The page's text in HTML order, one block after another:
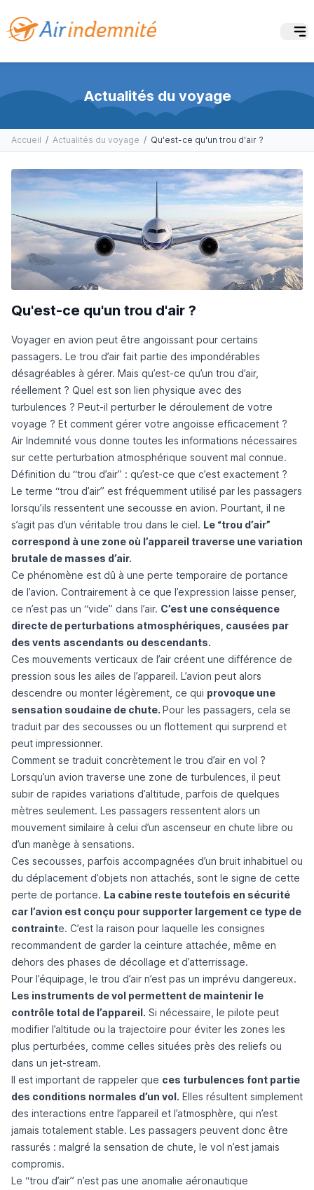
Actualités du voyage
Accueil / Actualités du voyage / Qu'est-ce qu'un trou d'air ?
Qu'est-ce qu'un trou d'air ?
Voyager en avion peut être angoissant pour certains
passagers. Le trou d’air fait partie des impondérables
désagréables à gérer. Mais qu’est-ce qu’un trou d’air,
réellement ? Quel est son lien physique avec des
turbulences ? Peut-il perturber le déroulement de votre
voyage ? Et comment gérer votre angoisse efficacement ?
Air Indemnité vous donne toutes les informations nécessaires
sur cette perturbation atmosphérique souvent mal connue.
Définition du “trou d’air” : qu’est-ce que c’est exactement ?
Le terme “trou d’air” est fréquemment utilisé par les passagers
lorsqu’ils ressentent une secousse en avion. Pourtant, il ne
s’agit pas d’un véritable trou dans le ciel. Le “trou d’air”
correspond à une zone où l’appareil traverse une variation
brutale de masses d’air.
Ce phénomène est dû à une perte temporaire de portance
de l’avion. Contrairement à ce que l’expression laisse penser,
ce n’est pas un “vide” dans l’air. C’est une conséquence
directe de perturbations atmosphériques, causées par
des vents ascendants ou descendants.
Ces mouvements verticaux de l’air créent une différence de
pression sous les ailes de l’appareil. L’avion peut alors
descendre ou monter légèrement, ce qui provoque une
sensation soudaine de chute. Pour les passagers, cela se
traduit par des secousses ou un flottement qui surprend et
peut impressionner.
Comment se traduit concrètement le trou d’air en vol ?
Lorsqu’un avion traverse une zone de turbulences , il peut
subir de rapides variations d’altitude, parfois de quelques
mètres seulement. Les passagers ressentent alors un
mouvement similaire à celui d’un ascenseur en chute libre ou
d’un manège à sensations.
Ces secousses, parfois accompagnées d’un bruit inhabituel ou
du déplacement d’objets non attachés, sont le signe de cette
perte de portance. La cabine reste toutefois en sécurité
car l’avion est conçu pour supporter largement ce type de
contrainte. C’est la raison pour laquelle les consignes
recommandent de garder la ceinture attachée, même en
dehors des phases de décollage et d’atterrissage.
Pour l’équipage, le trou d’air n’est pas un imprévu dangereux.
Les instruments de vol permettent de maintenir le
contrôle total de l’appareil. Si nécessaire, le pilote peut
modifier l’altitude ou la trajectoire pour éviter les zones les
plus perturbées, comme celles situées près des reliefs ou
dans un jet-stream.
Il est important de rappeler que ces turbulences font partie
des conditions normales d’un vol. Elles résultent simplement
des interactions entre l’appareil et l’atmosphère, qui n’est
jamais totalement stable. Les passagers peuvent donc être
rassurés : malgré la sensation de chute, le vol n’est jamais
compromis.
Le “trou d’air” n’est pas une anomalie aéronautique